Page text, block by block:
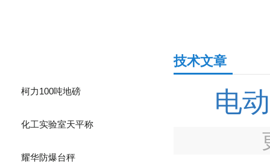
柯力100吨地磅
化工实验室天平称
耀华防爆台秤
技术文章
电